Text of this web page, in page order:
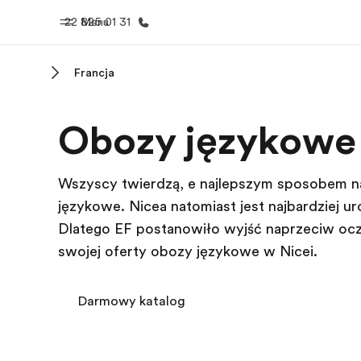
Menu
22 825 01 31
Witamy w EF Sprawdź
Francja
Obozy
Wszyscy twierdzą, że najlepszym sposobem
językowe. Nicea natomiast jest najbardziej
Dlatego EF postanowiło wyjść naprzeciw
swojej oferty obozy językowe w Nicei.
Darmowy katalog